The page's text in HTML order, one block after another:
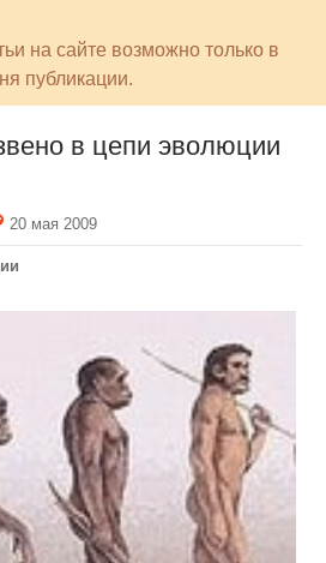
на сайте возможно только в
публикации.
в цепи эволюции
20 мая 2009